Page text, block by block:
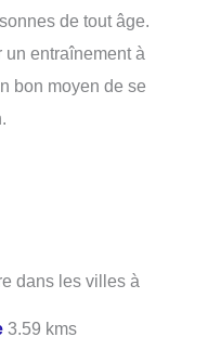
de tout âge.
un entraînement à
bon moyen de se
dans les villes à
3.59 kms